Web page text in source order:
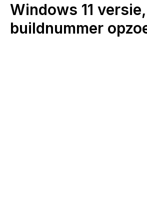
Windows 11
buildnummer